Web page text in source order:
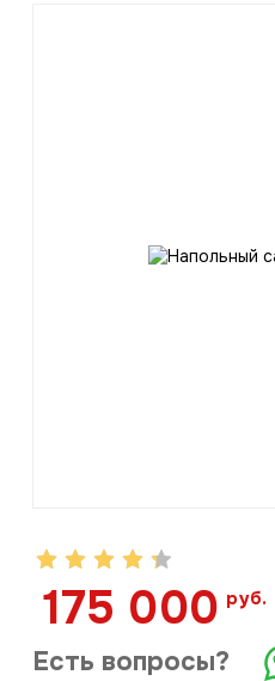
175 000руб.
Есть вопросы?